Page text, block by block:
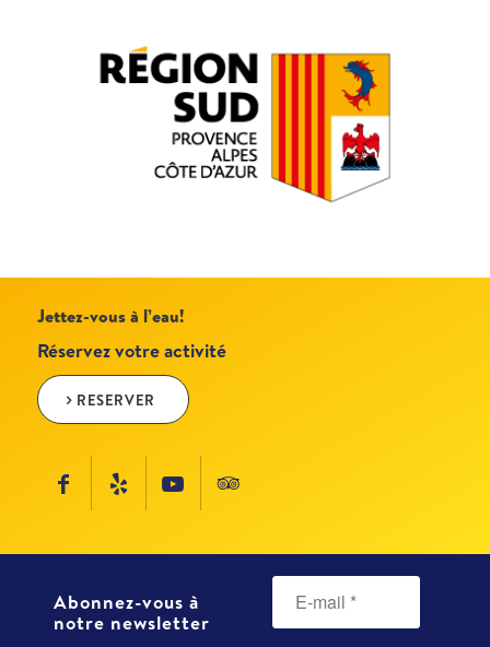
Jettez-vous à l’eau!
Réservez votre activité
RESERVER
Abonnez-vous à
notre newsletter